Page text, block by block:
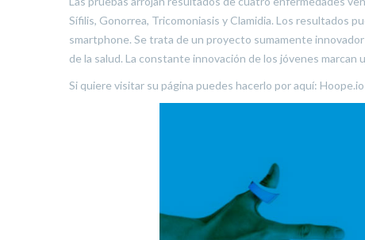
Sífilis, Gonorrea, Tricomoniasis y Clamidia. Los resultados
smartphone. Se trata de un proyecto sumamente
de la salud. La constante innovación de los jóvenes
Si quiere visitar su página puedes hacerlo por aquí: Hoope.io